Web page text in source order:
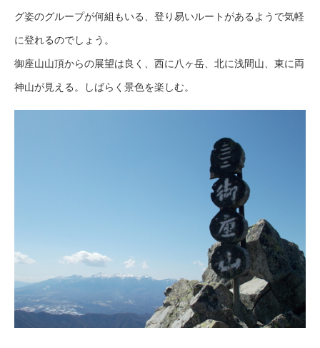
グ姿のグループが何組もいる、登り易いルートがあるようで気軽
に登れるのでしょう。
御座山山頂からの展望は良く、西に八ヶ岳、北に浅間山、東に両
神山が見える。しばらく景色を楽しむ。